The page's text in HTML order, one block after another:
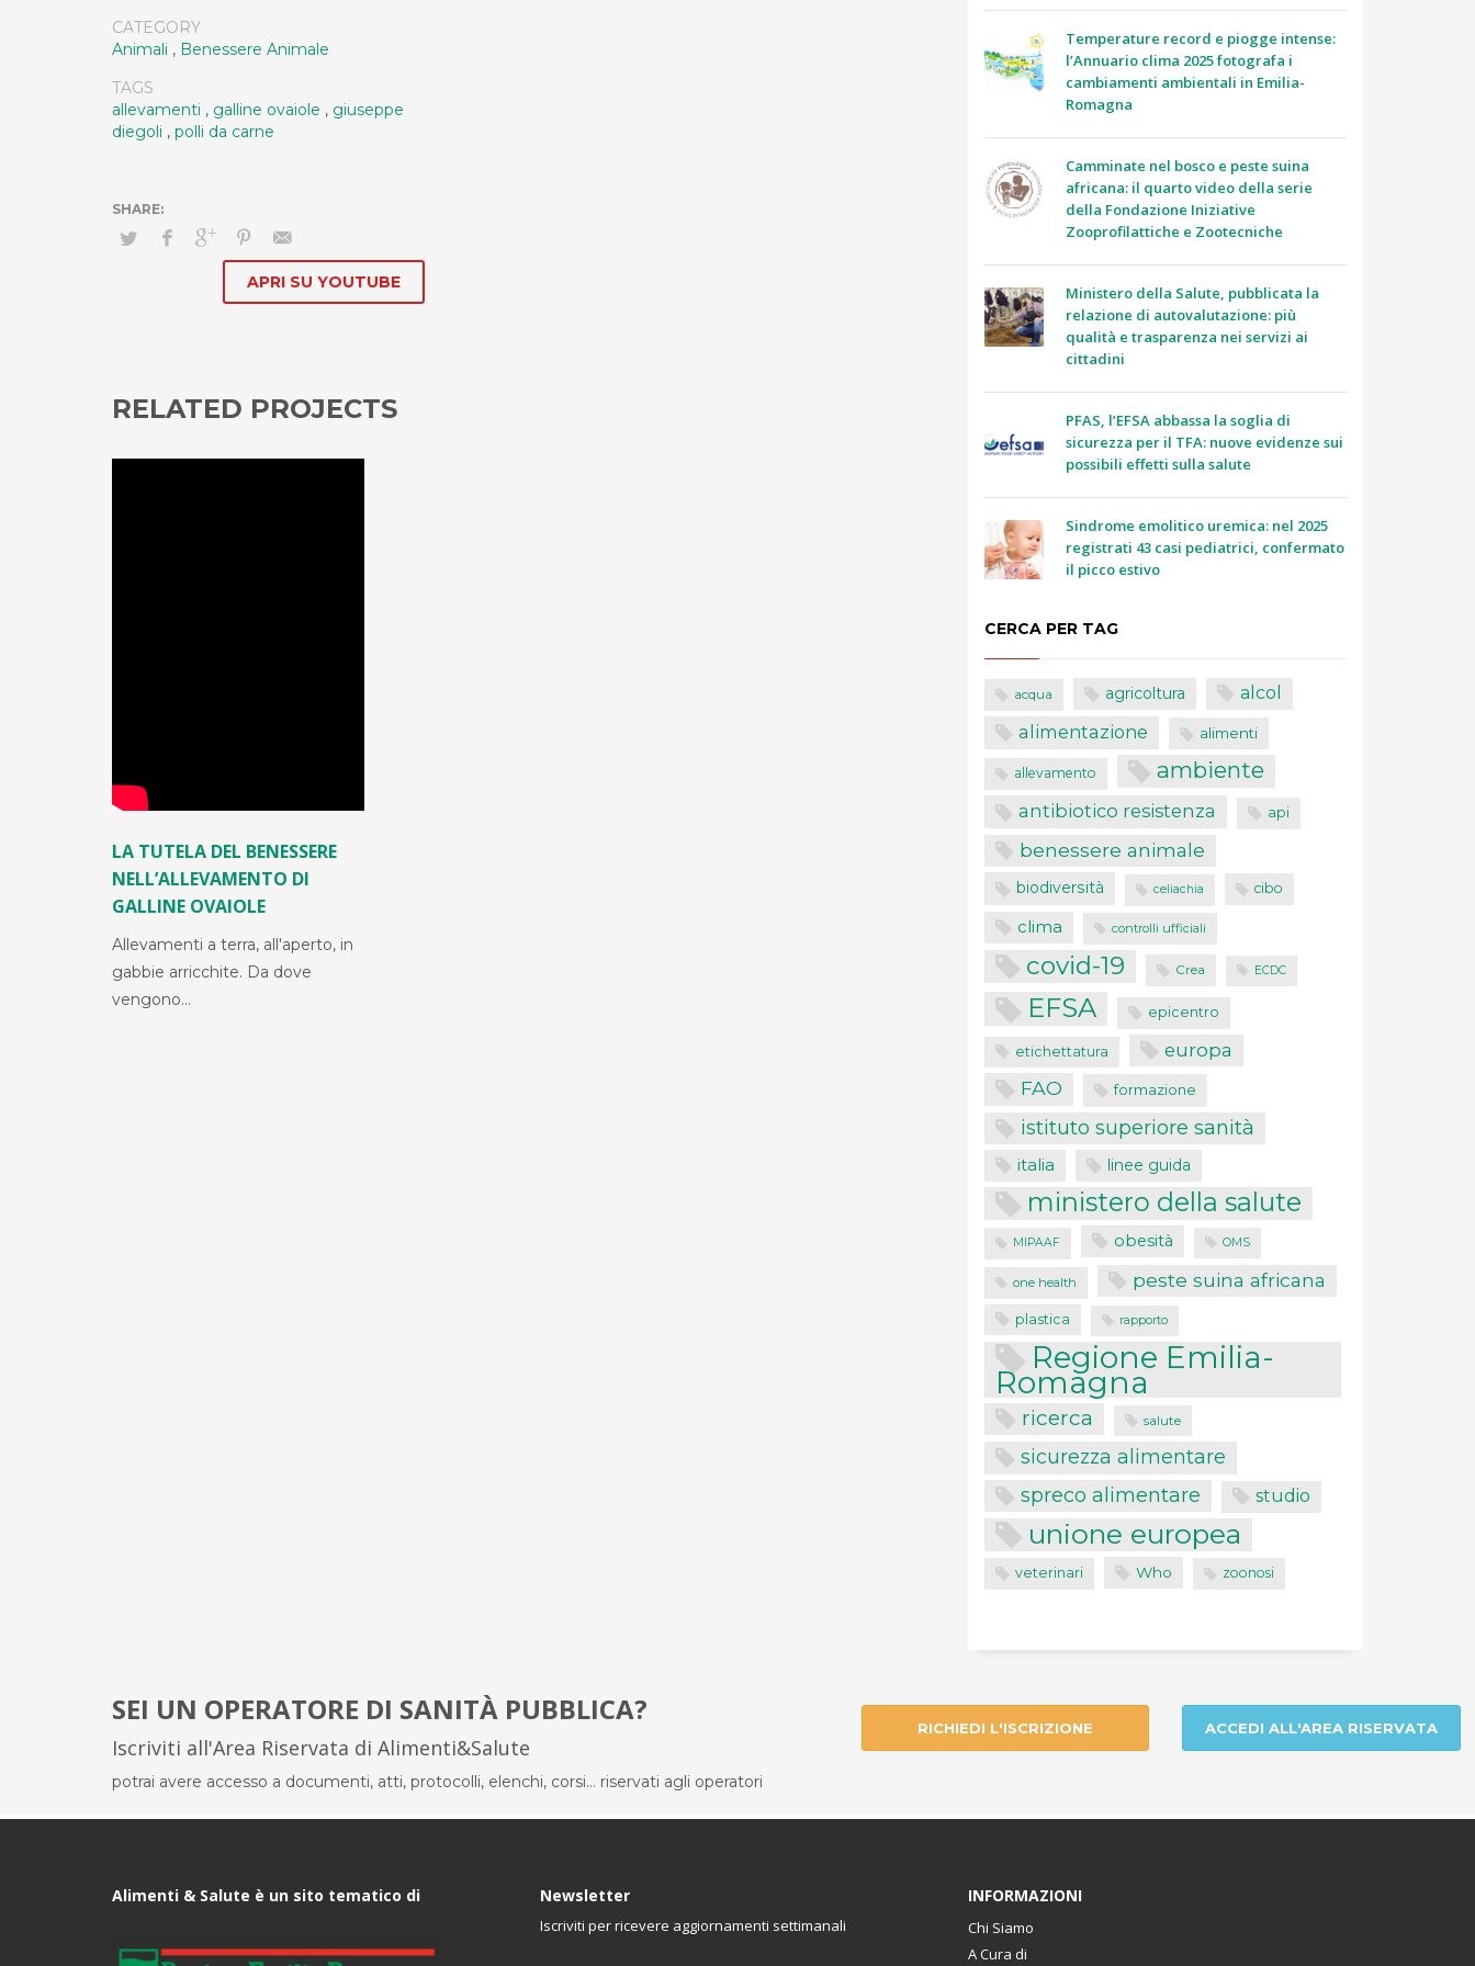
CATEGORY
Animali , Benessere Animale
TAGS
allevamenti , galline ovaiole , giuseppe
diegoli , polli da carne
APRI SU YOUTUBE
RELATED PROJECTS
LA TUTELA DEL BENESSERE
NELL’ALLEVAMENTO DI
GALLINE OVAIOLE
Allevamenti a terra, all'aperto, in
gabbie arricchite. Da dove
vengono…
Temperature record e piogge intense:
l’Annuario clima 2025 fotografa i
cambiamenti ambientali in Emilia-
Romagna
Camminate nel bosco e peste suina
africana: il quarto video della serie
della Fondazione Iniziative
Zooprofilattiche e Zootecniche
Ministero della Salute, pubblicata la
relazione di autovalutazione: più
qualità e trasparenza nei servizi ai
cittadini
PFAS, l’EFSA abbassa la soglia di
sicurezza per il TFA: nuove evidenze sui
possibili effetti sulla salute
Sindrome emolitico uremica: nel 2025
registrati 43 casi pediatrici, confermato
il picco estivo
CERCA PER TAG
acqua agricoltura alcol
alimentazione alimenti
allevamento ambiente
antibiotico resistenza api
benessere animale
biodiversità celiachia cibo
clima controlli ufficiali
covid-19 Crea ECDC
EFSA epicentro
etichettatura europa
FAO formazione
istituto superiore sanità
italia linee guida
ministero della salute
MIPAAF obesità OMS
one health peste suina africana
plastica rapporto
Regione Emilia-
Romagna
ricerca salute
sicurezza alimentare
spreco alimentare studio
unione europea
veterinari Who zoonosi
SEI UN OPERATORE DI SANITÀ PUBBLICA?
Iscriviti all'Area Riservata di Alimenti&Salute
potrai avere accesso a documenti, atti, protocolli, elenchi, corsi... riservati agli operatori
RICHIEDI L'ISCRIZIONE ACCEDI ALL'AREA RISERVATA
Alimenti & Salute è un sito tematico di Newsletter
Iscriviti per ricevere aggiornamenti settimanali
INFORMAZIONI
Chi Siamo
A Cura di